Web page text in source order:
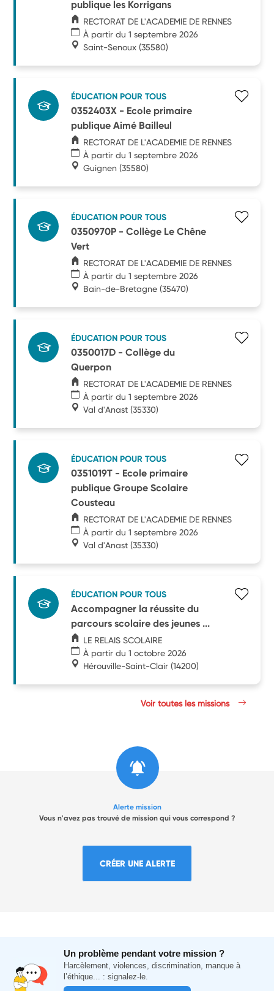
publique les Korrigans
RECTORAT DE L'ACADEMIE DE RENNES
À partir du 1 septembre 2026
Saint-Senoux (35580)
ÉDUCATION POUR TOUS
0352403X - Ecole primaire
publique Aimé Bailleul
RECTORAT DE L'ACADEMIE DE RENNES
À partir du 1 septembre 2026
Guignen (35580)
ÉDUCATION POUR TOUS
0350970P - Collège Le Chêne
Vert
RECTORAT DE L'ACADEMIE DE RENNES
À partir du 1 septembre 2026
Bain-de-Bretagne (35470)
ÉDUCATION POUR TOUS
0350017D - Collège du
Querpon
RECTORAT DE L'ACADEMIE DE RENNES
À partir du 1 septembre 2026
Val d'Anast (35330)
ÉDUCATION POUR TOUS
0351019T - Ecole primaire
publique Groupe Scolaire
Cousteau
RECTORAT DE L'ACADEMIE DE RENNES
À partir du 1 septembre 2026
Val d'Anast (35330)
ÉDUCATION POUR TOUS
Accompagner la réussite du
parcours scolaire des jeunes ...
LE RELAIS SCOLAIRE
À partir du 1 octobre 2026
Hérouville-Saint-Clair (14200)
Voir toutes les missions
Alerte mission
Vous n'avez pas trouvé de mission qui vous correspond ?
CRÉER UNE ALERTE
Un problème pendant votre mission ?
Harcèlement, violences, discrimination, manque à
l’éthique... : signalez-le.